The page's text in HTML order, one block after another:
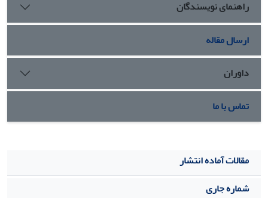
راهنمای نویسندگان
ارسال مقاله
داوران
تماس با ما
مقالات آماده انتشار
شماره جاری